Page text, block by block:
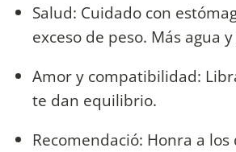
Salud: Cuidado con
exceso de peso. Más agua
Amor y compatibilidad:
te dan equilibrio.
Recomendació: Honra a